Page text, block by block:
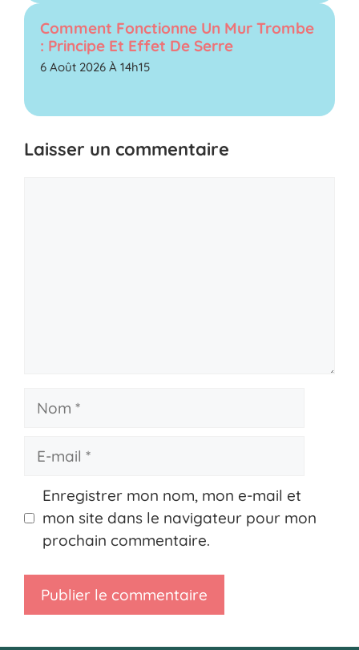
Comment Fonctionne Un Mur Trombe
: Principe Et Effet De Serre
6 Août 2026 À 14h15
Laisser un commentaire
Nom
Enregistrer mon nom, mon e-mail et
mon site dans le navigateur pour mon
prochain commentaire.